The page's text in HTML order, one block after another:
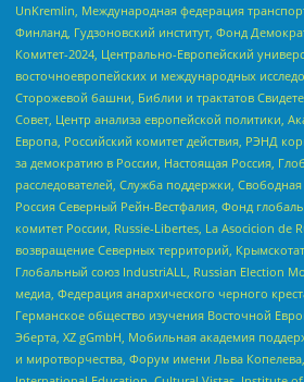
UnKremlin, Международная федерация
Финланд, Гудзоновский институт, Фонд
Комитет-2024, Центрально-Европейский
восточноевропейских и международных
Сторожевой башни, Библии и трактатов
Совет, Центр анализа европейской политики,
Европа, Российский комитет действия, РЭНД
за демократию в России, Настоящая Россия,
расследователей, Служба поддержки,
Россия Северный Рейн-Вестфалия, Фонд
комитет России, Russie-Libertes, La Asocicion de
возвращение Северных территорий,
Глобальный союз IndustriALL, Russian Election
медиа, Федерация анархического черного
Германское общество изучения Восточной
Эберта, XZ gGmbH, Мобильная академия
и миротворчества, Форум имени Льва